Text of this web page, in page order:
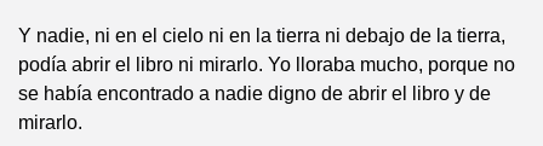
Y nadie, ni en el cielo ni en la tierra ni debajo de la tierra,
podía abrir el libro ni mirarlo. Yo lloraba mucho, porque no
se había encontrado a nadie digno de abrir el libro y de
mirarlo.